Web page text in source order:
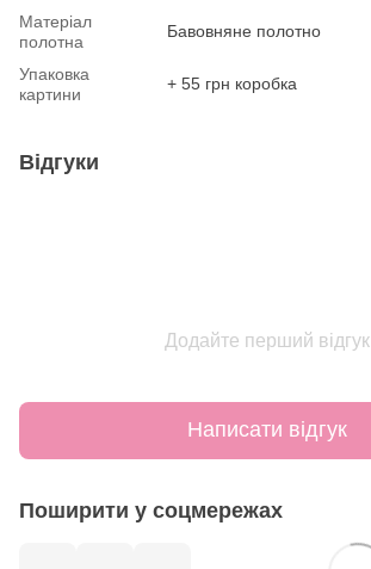
Матеріал
полотна
Бавовняне полотно
Упаковка
картини
+ 55 грн коробка
Відгуки
Додайте перший відгук
Написати відгук
Поширити у соцмережах